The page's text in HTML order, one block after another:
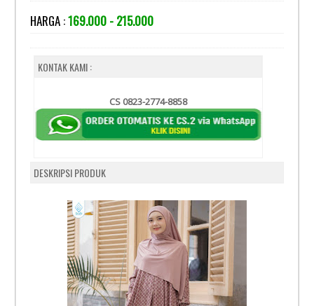
HARGA :169.000 - 215.000
KONTAK KAMI :
CS 0823-2774-8858
DESKRIPSI PRODUK